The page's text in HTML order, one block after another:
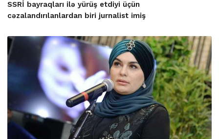
SSRİ bayraqları ilə yürüş etdiyi üçün
cəzalandırılanlardan biri jurnalist imiş